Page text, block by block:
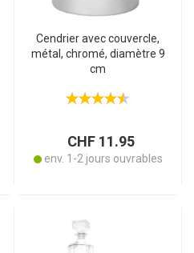
Cendrier avec couvercle,
métal, chromé, diamètre 9
cm
CHF 11.95
env. 1-2 jours ouvrables